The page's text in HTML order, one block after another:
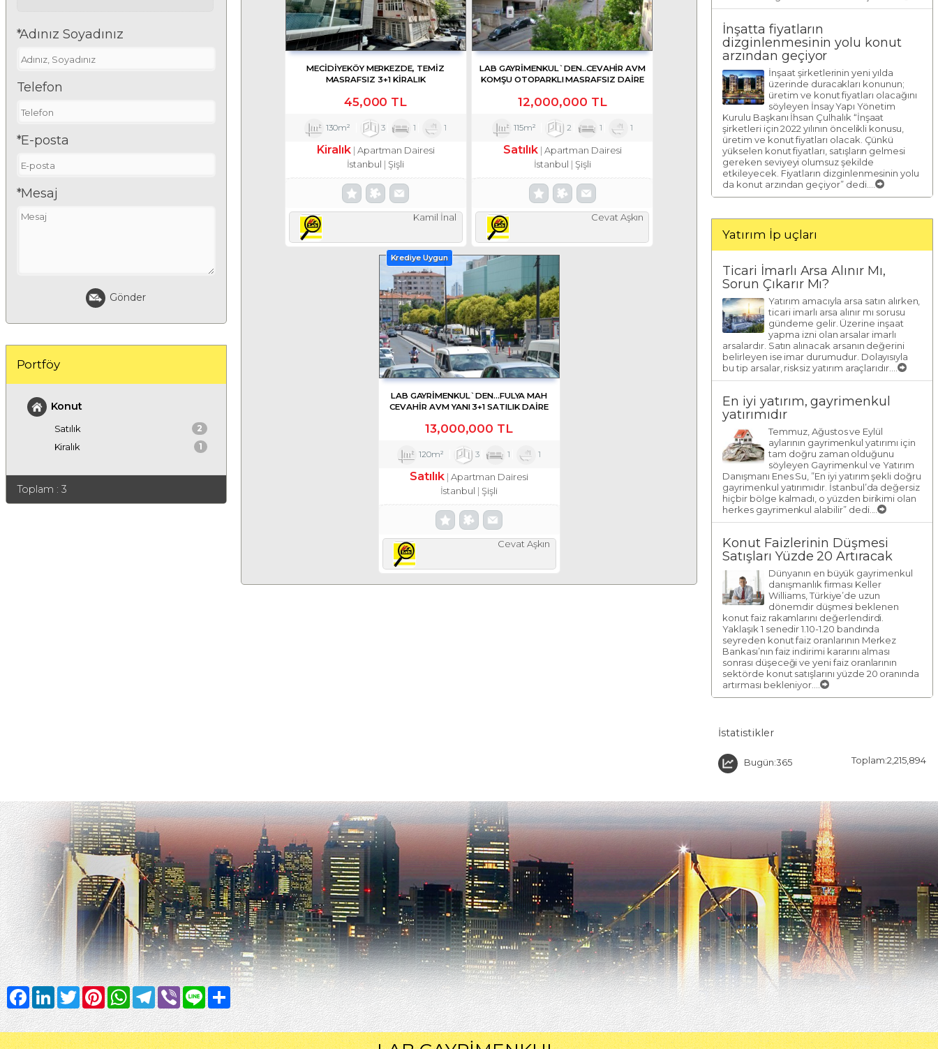
*Adınız Soyadınız
Telefon
*E-posta
*Mesaj
Gönder
Portföy
Konut
Satılık 2
Kiralık 1
Toplam : 3
MECIDIYEKÖY MERKEZDE, TEMIZ
MASRAFSIZ 3+1 KIRALIK
45,000 TL
130m² 3 1 1
Kiralık Apartman Dairesi
İstanbul
Şişli
Kamil İnal
LAB GAYRIMENKUL`DEN..CEVAHİR AVM
KOMŞU OTOPARKLI MASRAFSIZ DAİRE
12,000,000 TL
115m² 2 1 1
Satılık Apartman Dairesi
İstanbul
Şişli
Cevat Aşkın
Krediye Uygun
LAB GAYRIMENKUL`DEN...FULYA MAH
CEVAHİR AVM YANI 3+1 SATILIK DAİRE
13,000,000 TL
120m² 3 1 1
Satılık Apartman Dairesi
İstanbul
Şişli
Cevat Aşkın
İnşatta fiyatların
dizginlenmesinin yolu konut
arzından geçiyor
İnşaat şirketlerinin yeni yılda
üzerinde duracakları konunun;
üretim ve konut fiyatları olacağını
söyleyen İnsay Yapı Yönetim
Kurulu Başkanı İhsan Çulhalık “İnşaat
şirketleri için 2022 yılının öncelikli konusu,
üretim ve konut fiyatları olacak. Çünkü
yükselen konut fiyatları, satışların gelmesi
gereken seviyeyi olumsuz şekilde
etkileyecek. Fiyatların dizginlenmesinin yolu
da konut arzından geçiyor” dedi....
Yatırım İp uçları
Ticari İmarlı Arsa Alınır Mı,
Sorun Çıkarır Mı?
Yatırım amacıyla arsa satın alırken,
ticari imarlı arsa alınır mı sorusu
gündeme gelir. Üzerine inşaat
yapma izni olan arsalar imarlı
arsalardır. Satın alınacak arsanın değerini
belirleyen ise imar durumudur. Dolayısıyla
bu tip arsalar, risksiz yatırım araçlarıdır....
En iyi yatırım, gayrimenkul
yatırımıdır
Temmuz, Ağustos ve Eylül
aylarının gayrimenkul yatırımı için
tam doğru zaman olduğunu
söyleyen Gayrimenkul ve Yatırım
Danışmanı Enes Su, ”En iyi yatırım şekli doğru
gayrimenkul yatırımıdır. İstanbul’da değersiz
hiçbir bölge kalmadı, o yüzden birikimi olan
herkes gayrimenkul alabilir” dedi....
Konut Faizlerinin Düşmesi
Satışları Yüzde 20 Artıracak
Dünyanın en büyük gayrimenkul
danışmanlık firması Keller
Williams, Türkiye’de uzun
dönemdir düşmesi beklenen
konut faiz rakamlarını değerlendirdi.
Yaklaşık 1 senedir 1.10-1.20 bandında
seyreden konut faiz oranlarının Merkez
Bankası’nın faiz indirimi kararını alması
sonrası düşeceği ve yeni faiz oranlarının
sektörde konut satışlarını yüzde 20 oranında
artırması bekleniyor....
İstatistikler
Bugün:365 Toplam:2,215,894
Facebook
LinkedInTwitterPinterestWhatsAppTelegram
Viber Line Share